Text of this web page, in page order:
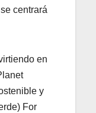
centrará
en
y
For